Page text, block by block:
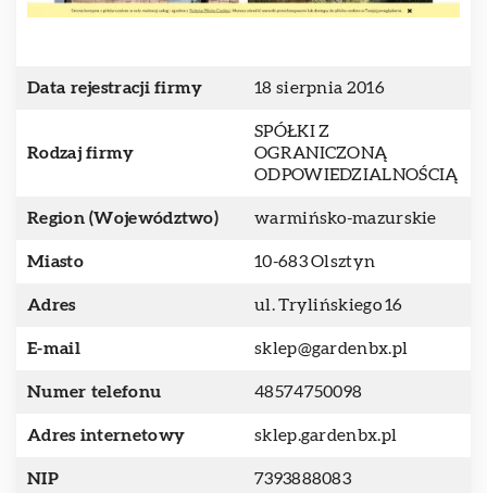
Data rejestracji firmy 18 sierpnia 2016
Rodzaj firmy
SPÓŁKI Z
OGRANICZONĄ
ODPOWIEDZIALNOŚCIĄ
Region (Województwo) warmińsko-mazurskie
Miasto 10-683 Olsztyn
Adres ul. Trylińskiego 16
E-mail sklep@gardenbx.pl
Numer telefonu 48574750098
Adres internetowy sklep.gardenbx.pl
NIP 7393888083